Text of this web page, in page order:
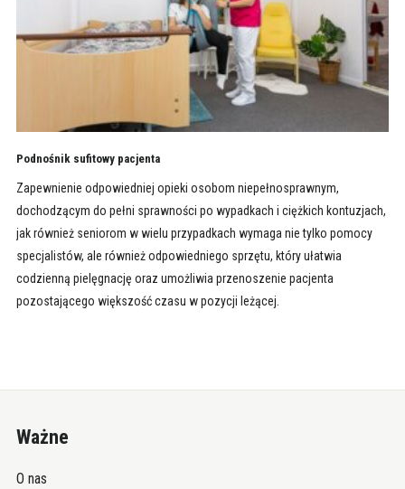
Podnośnik sufitowy pacjenta
Zapewnienie odpowiedniej opieki osobom niepełnosprawnym,
dochodzącym do pełni sprawności po wypadkach i ciężkich kontuzjach,
jak również seniorom w wielu przypadkach wymaga nie tylko pomocy
specjalistów, ale również odpowiedniego sprzętu, który ułatwia
codzienną pielęgnację oraz umożliwia przenoszenie pacjenta
pozostającego większość czasu w pozycji leżącej.
Ważne
O nas